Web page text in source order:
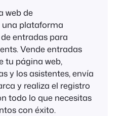
web de
plataforma
entradas para
Vende entradas
tu página web,
y los asistentes, envía
y realiza el registro
todo lo que necesitas
con éxito.